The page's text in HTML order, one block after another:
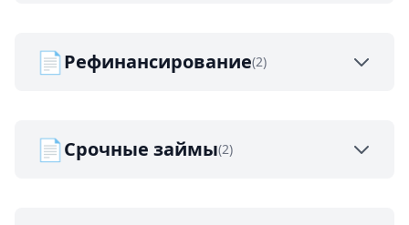
📄Рефинансирование(2)
📄Срочные займы(2)